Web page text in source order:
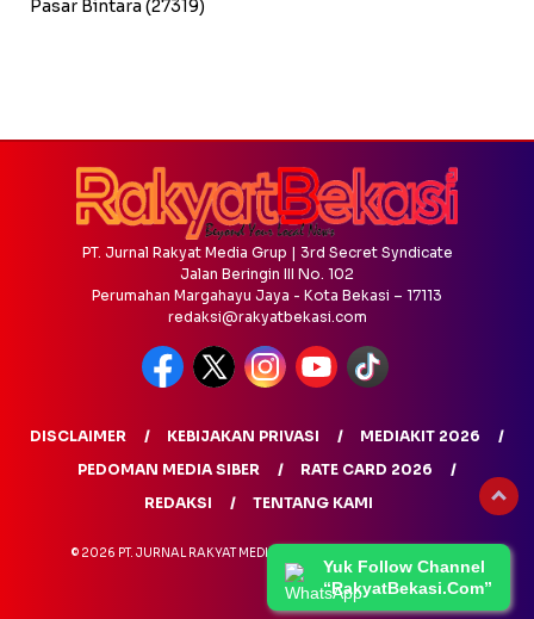
Pasar Bintara (27319)
Yuk Follow Channel
“RakyatBekasi.Com”
PT. Jurnal Rakyat Media Grup | 3rd Secret Syndicate
Jalan Beringin III No. 102
Perumahan Margahayu Jaya - Kota Bekasi – 17113
redaksi@rakyatbekasi.com
DISCLAIMER KEBIJAKAN PRIVASI
MEDIAKIT 2026
PEDOMAN MEDIA SIBER
RATE CARD 2026
REDAKSI
TENTANG KAMI
© 2026 PT. JURNAL RAKYAT MEDIA GRUP - ALL RIGHTS RESERVED